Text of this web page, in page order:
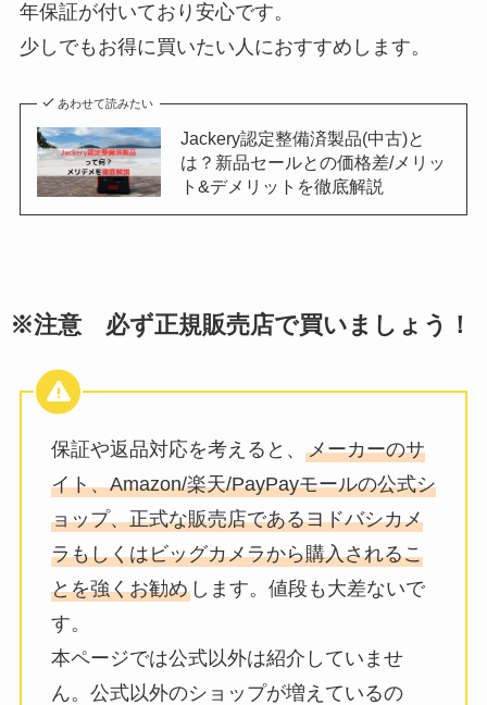
年保証が付いており安心です。
少しでもお得に買いたい人におすすめします。
あわせて読みたい
Jackery認定整備済製品(中古)と
は？新品セールとの価格差/メリッ
ト&デメリットを徹底解説
※注意 必ず正規販売店で買いましょう！
保証や返品対応を考えると、 メーカーのサ
イト、Amazon/楽天/PayPayモールの公式シ
ョップ、正式な販売店であるヨドバシカメ
ラもしくはビッグカメラから購入されるこ
とを強くお勧めします。値段も大差ないで
す。
本ページでは公式以外は紹介していませ
ん。公式以外のショップが増えているの